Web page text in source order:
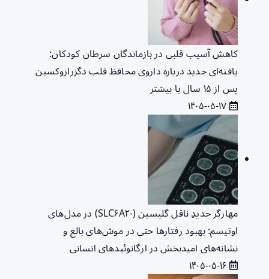
کاهش آسیب قلبی در بازماندگان سرطان کودکان:
یافته‌ای جدید درباره داروی محافظ قلب دگزرازوکسین
پس از ۱۵ سال یا بیشتر
مهارگر جدیدِ ناقل گلیسین (SLC۶A۲۰) در مدل‌های
اوتیسم: بهبود رفتارها حتی در موش‌های بالغ و
نشانه‌های امیدبخش در ارگانوئیدهای انسانی